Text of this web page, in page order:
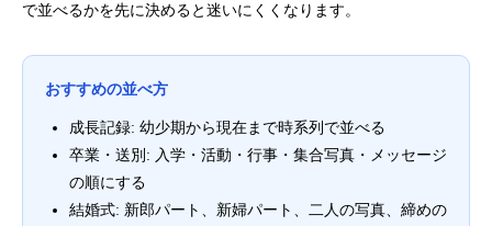
で並べるかを先に決めると迷いにくくなります。
おすすめの並べ方
成長記録: 幼少期から現在まで時系列で並べる
卒業・送別: 入学・活動・行事・集合写真・メッセージ
の順にする
結婚式: 新郎パート、新婦パート、二人の写真、締めの